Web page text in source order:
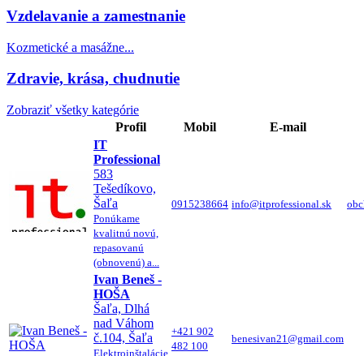
Vzdelavanie a zamestnanie
Kozmetické a masážne...
Zdravie, krása, chudnutie
Zobraziť všetky kategórie
Profil
Mobil
E-mail
IT
Professional
583
Tešedíkovo,
Šaľa
Ponúkame
kvalitnú novú,
repasovanú
(obnovenú) a...
0915238664 info@itprofessional.sk
Ivan Beneš -
HOŠA
Šaľa, Dlhá
nad Váhom
č.104, Šaľa
Elektroinštalácie
+421 902
482 100
benesivan21@gmail.com